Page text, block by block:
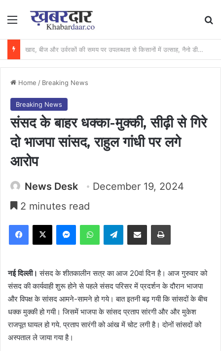
Menu
खाद की कालाबाजारी पर शिकंजा : अवैध भण्डारण पर कार्रवाई, गोदाम सील और खाद जब्त….
Home / Breaking News
Breaking News
संसद के बाहर धक्का-मुक्की, सीढ़ी से गिरे
दो भाजपा सांसद, राहुल गांधी पर लगे
आरोप
News Desk
December 19, 2024
2 minutes read
Facebook
X MessengerWhatsAppTelegramShare via Email Print
नई दिल्ली। संसद के शीतकालीन सत्र का आज 20वां दिन है। आज गुरुवार को
संसद की कार्यवाही शुरू होने से पहले संसद परिसर में प्रदर्शन के दौरान भाजपा
और विपक्ष के सांसद आमने-सामने हो गये। बात इतनी बढ़ गयी कि सांसदों के बीच
धक्क मुक्की हो गयी। जिसमें भाजपा के सांसद प्रताप सांरगी और और मुकेश
राजपूत घायल हो गये. प्रताप सारंगी को आंख में चोट लगी है। दोनों सांसदों को
अस्पताल ले जाया गया है।